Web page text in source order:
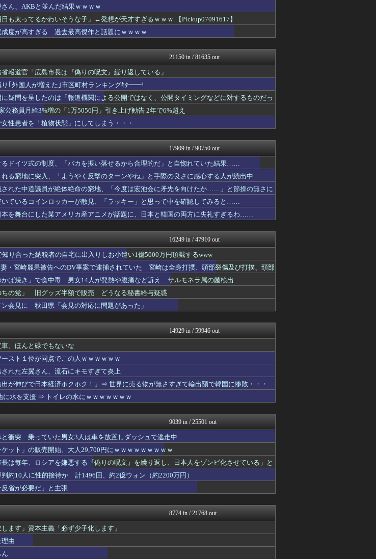
んだ結果ｗｗｗｗ
りません。東京から大阪まで家族4人だ...
国難にあってもの申す！！
わいそうな子」←発想が天才すぎるｗｗ...
アルファルファモザイク＠ネ...
に来られたら全力で拒否るｗｗｗｗｗｗ...
た『理由』、ガチでヤバイ・・・・・・
NEWSまとめもりー｜2c...
えた｣市区町村ランキングｷﾀ━━!
おーるじゃんる
、「ようやく反撃のターンやね」と手際...
点でこの人ｗｗｗｗｗｗ
あじあニュースちゃんねる
義「必ず少子化します」
カラオケ懇親パーティー
モナニュース
国税当局
かせまと！
利を侵害」監理団体などに314万円...
常識的に考えた
過去最高傑作と話題にｗｗｗｗ
らの脱却」…茂木敏充氏も小林鷹之氏も...
黒マッチョニュース
ハビタ幹部は「モール職員は引き止めな...
みそパンNEWS
和学習の小学生に腐敗した遺体の臭いを...
ゴタゴタシタニュース
て幹部を黙らせる
ネトウヨにゅーす
本訪問の感動ムービーを投稿
なんJ政治ネタまとめ
厳選！韓国情報
国難にあってもの申す！！
ニートのスケジュールをご覧ください」
ふぇー速
うと思うんだけど・・・
ふぇー速
性「整えるべき」
ふぇー速
ふぇー速
ンマークが新たな兵役制度開始！
軍事・ミリタリー速報☆彡
すら落ちる日々
ふぇー速
生「はい！」
ふぇー速
時間待ちで整理券が転売される事態...
にゅーすアルー！
ふぇー速
ｗｗｗｗｗｗｗｗｗｗｗｗ
watch＠２ちゃんねる
wwwwwwwww
のAIチャットアプリ、◯◯界隈がブチ...
アルファルファモザイク＠ネ...
海でフィリピン船を追跡中、公表まで...
日本第一！ニュース録
｀)
に苦しんでいる模様…お前らの周りにも...
NEWSまとめもりー｜2c...
ッズ半額セール開催。でも『秘書給与疑...
正義の見方
のは「報道機関による公開ではなく、公...
が絶体絶命の窮地、「今度は宏池会に矛...
U-1 NEWS.
ナーから「寝たほうがいい！」と言われ...
政経ワロスまとめニュース♪
シェルター」整備を正式表明ｗｗｗｗｗ...
者の自宅に出入りしお小遣い1億50...
回の方が安くてチヤホヤされる」
アルファルファモザイク＠ネ...
嫌い 日本人を許さない 日本なんか消...
黒マッチョニュース
うか悩んでいたら隣の男性に先を越され...
オレ的ゲーム速報＠刃
働」だったｗｗｗｗｗ
投資ちゃんねる
できず「パン飽き飽き」―断水なお３万...
みそパンNEWS
にバックドア、外部から...
常識的に考えた
てみたんだけど…エグくない？」8/...
国難にあってもの申す！！
人生を送るのを楽しむ陰湿な趣味』が流...
症」診断にショックで涙… 見逃してい...
watch＠２ちゃんねる
反発…日本の新型軍国主義と批判！
海でフィリピン船を追跡中、公表まで...
チギレ”投稿を謝罪「配慮に欠けた行...
日本第一！ニュース録
防衛協定締結
かせまと！
増）、若い世代で増加幅大
ん、AKBと並んだ結果ｗｗｗｗ
日も太ってるかわいそうな子」←発想が天才すぎるｗｗｗ 【Pickup07091617】
成度が高すぎる 過去最高傑作と話題にｗｗｗｗ
21150 in / 81635 out
報道官「広島市長は『偽りの呪文』繰り返している」
り｢外国人が増えた｣市区町村ランキングｷﾀ━━!
疑問を呈したのは「報道機関による公開ではなく、公開タイミングなどに対するものだっ
公務員月給3%増の「1万5056円」引き上げ勧告 2年で6%超え
性患者を「植物状態」にしてしまう・・・
17909 in / 90750 out
ドイツ式の制度、「バカを振い落せるから合理的だ」と自惚れていた結果……
る窮地に突入、「ようやく反撃のターンやね」と手際の良さに感心する人が続出中
れた中道議員が絶体絶命の窮地、「今度は宏池会に矛先を向けたか……」と節操の無さに
ているコインロッカーが散見、「ラッキー」と思って中を確認してみると……
本を舞台にした某アメリカ産アニメが話題に、日本と韓国の両方に失礼すぎるわ……
16249 in / 47910 out
り合った納税者の自宅に出入りしお小遣い1億5000万円頂戴するwww
妻・宮崎麗果被告へのDV事案で逮捕されていた 宮崎は全身打撲、頭部裂傷及び打撲、頸部
かば焼き」で食中毒 男女14人が発熱や腹痛など訴え…サルモネラ属の菌検出
ちの党」 旧グッズ半額で販売 どうなる秘書給与疑惑
会見に 秋田県「会見の対応に問題があった」
14929 in / 59946 out
車、ほんと碌でもないな
スト１位が同点でこの人ｗｗｗｗｗｗ
された左翼さん、流石にキモすぎて炎上
出が伸びで日本経済ホクホク！」⇒ 世界に売る物が無さすぎて輸出額で韓国に惨敗・・・
に水を支援 ⇒ トイレの水にｗｗｗｗｗｗｗ
9039 in / 25501 out
と衝突 乗っていた男女3人は車を放置しダッシュで逃走中
ット」の販売開始、大人29,700円にｗｗｗｗｗｗｗｗｗ
長は毎年、ロシアを嫌悪する『偽りの呪文』を繰り返し、日本人をゾンビ化させている」と
判約10人に性的接待か 計1496回、約2億ウォン（約2200万円）
省が必要だ」と主張
8774 in / 21768 out
ます」資本主義「必ず少子化します」
由